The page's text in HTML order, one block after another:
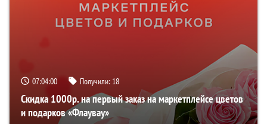
07:03:59 Получили: 18
Скидка 1000р. на первый заказ на маркетплейсе цветов
и подарков «Флаувау»